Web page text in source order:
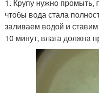
1. Крупу нужно промыть,
чтобы вода стала
заливаем водой и
10 минут, влага должна